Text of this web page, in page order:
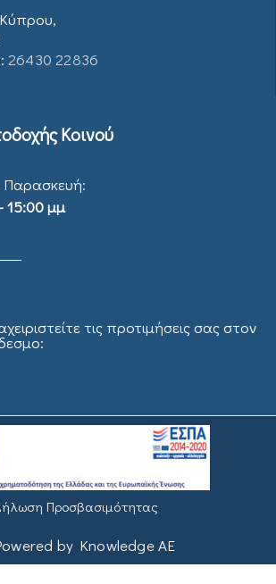
26430 22836
Κοινού
Παρασκευή:
15:00 μμ
τις προτιμήσεις σας στον
Προσβασιμότητας
by Knowledge AE